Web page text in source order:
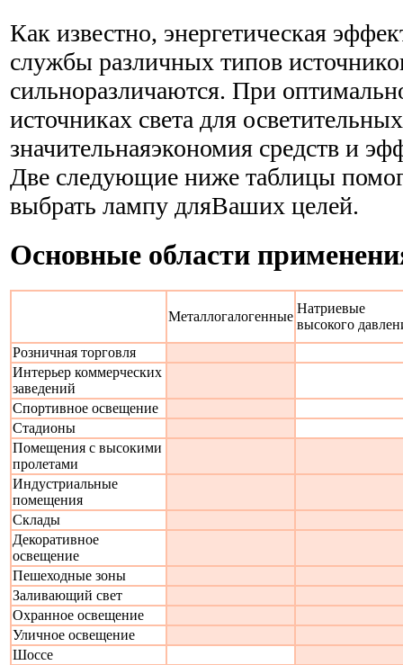
Как известно, энергетическая
службы различных типов
сильноразличаются. При
источниках света для
значительнаяэкономия средств и
Две следующие ниже таблицы
выбрать лампу дляВаших целей.
Основные области
Металлогалогенные
Натриевые
высокого
Розничная торговля
Интерьер коммерческих
заведений
Спортивное освещение
Стадионы
Помещения с высокими
пролетами
Индустриальные
помещения
Склады
Декоративное
освещение
Пешеходные зоны
Заливающий свет
Охранное освещение
Уличное освещение
Шоссе